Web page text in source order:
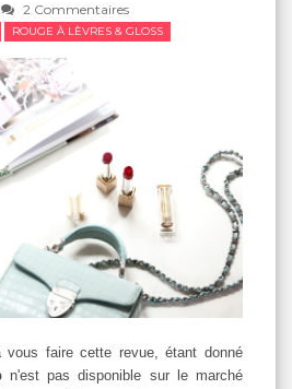
2 Commentaires
ROUGE À LÈVRES & GLOSS
vous faire cette revue, étant donné
n'est pas disponible sur le marché